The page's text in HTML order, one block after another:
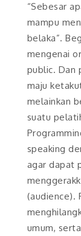
“Sebesar
mampu
belaka”.
mengenai
public. Dan
maju
melainkan
suatu
speaking
agar dapat
(audience).
umum,